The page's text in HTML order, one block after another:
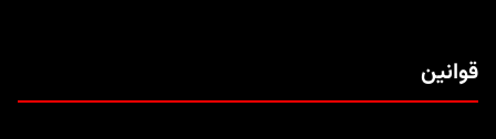
قوانین